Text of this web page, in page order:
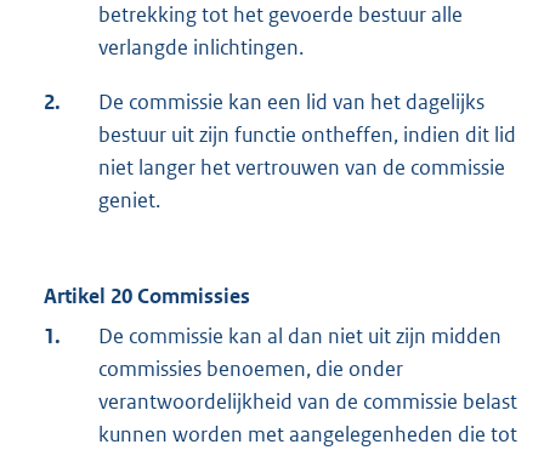
betrekking tot het gevoerde bestuur alle
verlangde inlichtingen.
2.
De commissie kan een lid van het dagelijks
bestuur uit zijn functie ontheffen, indien dit lid
niet langer het vertrouwen van de commissie
geniet.
Artikel 20 Commissies
1.
De commissie kan al dan niet uit zijn midden
commissies benoemen, die onder
verantwoordelijkheid van de commissie belast
kunnen worden met aangelegenheden die tot